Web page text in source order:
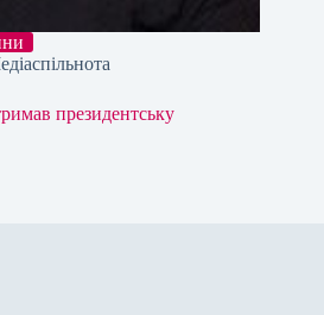
президентську